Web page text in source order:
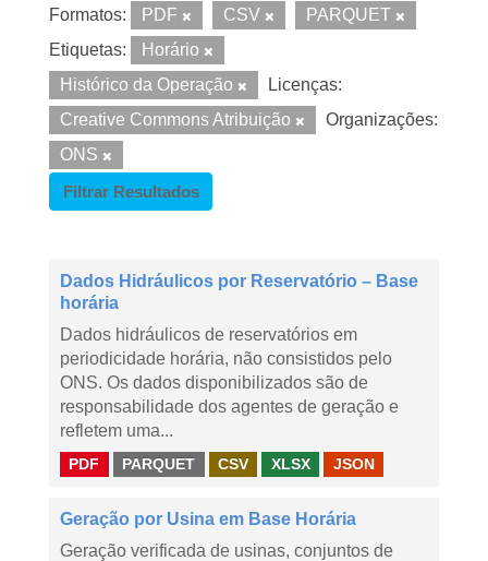
Formatos: PDF CSV
PARQUET
Etiquetas:
Horário
Histórico da Operação
Licenças:
Creative Commons Atribuição
Organizações:
ONS
Filtrar Resultados
Dados Hidráulicos por Reservatório – Base
horária
Dados hidráulicos de reservatórios em
periodicidade horária, não consistidos pelo
ONS. Os dados disponibilizados são de
responsabilidade dos agentes de geração e
refletem uma...
PDF PARQUET CSV XLSX JSON
Geração por Usina em Base Horária
Geração verificada de usinas, conjuntos de